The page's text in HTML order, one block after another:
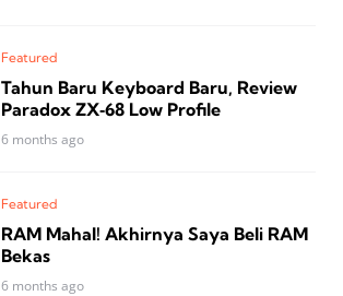
Featured
Tahun Baru Keyboard Baru, Review
Paradox ZX‑68 Low Profile
6 months ago
Featured
RAM Mahal! Akhirnya Saya Beli RAM
Bekas
6 months ago